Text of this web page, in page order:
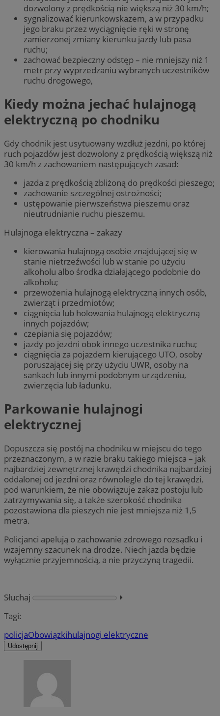
dozwolony z prędkością nie większą niż 30 km/h;
sygnalizować kierunkowskazem, a w przypadku
jego braku przez wyciągnięcie ręki w stronę
zamierzonej zmiany kierunku jazdy lub pasa
ruchu;
zachować bezpieczny odstęp – nie mniejszy niż 1
metr przy wyprzedzaniu wybranych uczestników
ruchu drogowego,
Kiedy można jechać hulajnogą
elektryczną po chodniku
Gdy chodnik jest usytuowany wzdłuż jezdni, po której
ruch pojazdów jest dozwolony z prędkością większą niż
30 km/h z zachowaniem następujących zasad:
jazda z prędkością zbliżoną do prędkości pieszego;
zachowanie szczególnej ostrożności;
ustępowanie pierwszeństwa pieszemu oraz
nieutrudnianie ruchu pieszemu.
Hulajnoga elektryczna – zakazy
kierowania hulajnogą osobie znajdującej się w
stanie nietrzeźwości lub w stanie po użyciu
alkoholu albo środka działającego podobnie do
alkoholu;
przewożenia hulajnogą elektryczną innych osób,
zwierząt i przedmiotów;
ciągnięcia lub holowania hulajnogą elektryczną
innych pojazdów;
czepiania się pojazdów;
jazdy po jezdni obok innego uczestnika ruchu;
ciągnięcia za pojazdem kierującego UTO, osoby
poruszającej się przy użyciu UWR, osoby na
sankach lub innymi podobnym urządzeniu,
zwierzęcia lub ładunku.
Parkowanie hulajnogi
elektrycznej
Dopuszcza się postój na chodniku w miejscu do tego
przeznaczonym, a w razie braku takiego miejsca – jak
najbardziej zewnętrznej krawędzi chodnika najbardziej
oddalonej od jezdni oraz równolegle do tej krawędzi,
pod warunkiem, że nie obowiązuje zakaz postoju lub
zatrzymywania się, a także szerokość chodnika
pozostawiona dla pieszych nie jest mniejsza niż 1,5
metra.
Policjanci apelują o zachowanie zdrowego rozsądku i
wzajemny szacunek na drodze. Niech jazda będzie
wyłącznie przyjemnością, a nie przyczyną tragedii.
Słuchaj
⏵︎
Tagi:
policjaObowiązkihulajnogi elektryczne
Udostępnij